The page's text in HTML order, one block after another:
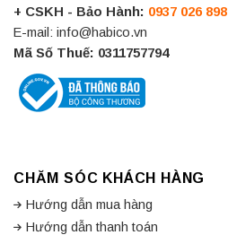
+ CSKH - Bảo Hành: 0937 026 898
E-mail: info@habico.vn
Mã Số Thuế: 0311757794
CHĂM SÓC KHÁCH HÀNG
Hướng dẫn mua hàng
Hướng dẫn thanh toán